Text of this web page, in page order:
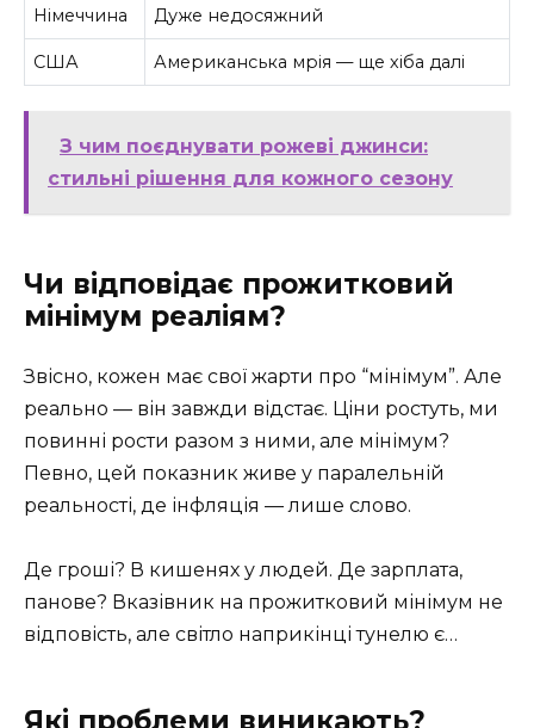
Німеччина Дуже недосяжний
США Американська мрія — ще хіба далі
З чим поєднувати рожеві джинси:
стильні рішення для кожного сезону
Чи відповідає прожитковий
мінімум реаліям?
Звісно, кожен має свої жарти про “мінімум”. Але
реально — він завжди відстає. Ціни ростуть, ми
повинні рости разом з ними, але мінімум?
Певно, цей показник живе у паралельній
реальності, де інфляція — лише слово.
Де гроші? В кишенях у людей. Де зарплата,
панове? Вказівник на прожитковий мінімум не
відповість, але світло наприкінці тунелю є…
Які проблеми виникають?